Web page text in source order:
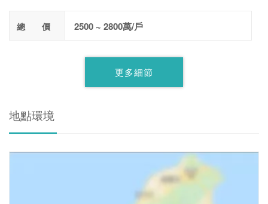
總 價 2500 ~ 2800萬/戶
更多細節
地點環境